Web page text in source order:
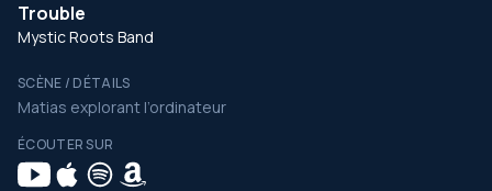
Trouble
Mystic Roots Band
SCÈNE / DÉTAILS
Matias explorant l’ordinateur
ÉCOUTER SUR